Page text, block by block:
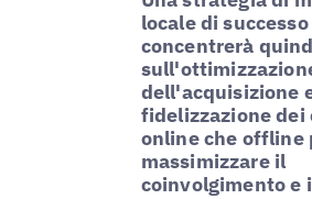
locale di successo
concentrerà
dell'acquisizione
fidelizzazione dei
online che offline
massimizzare il
coinvolgimento e